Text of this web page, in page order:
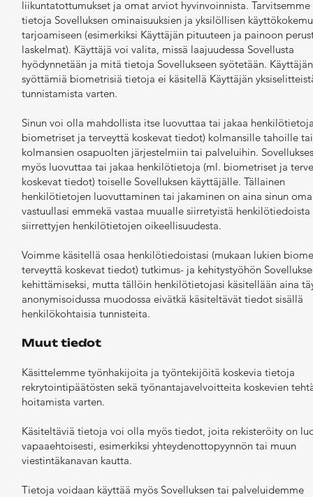
liikuntatottumukset ja omat arviot hyvinvoinnista.
tietoja Sovelluksen ominaisuuksien ja yksilöllisen
tarjoamiseen (esimerkiksi Käyttäjän pituuteen ja painoon
laskelmat). Käyttäjä voi valita, missä laajuudessa Sovellusta
hyödynnetään ja mitä tietoja Sovellukseen syötetään. Käyttäjän
syöttämiä biometrisiä tietoja ei käsitellä Käyttäjän
tunnistamista varten.
Sinun voi olla mahdollista itse luovuttaa tai jakaa
biometriset ja terveyttä koskevat tiedot) kolmansille tahoille tai
kolmansien osapuolten järjestelmiin tai palveluihin.
myös luovuttaa tai jakaa henkilötietoja (ml. biometriset ja
koskevat tiedot) toiselle Sovelluksen käyttäjälle. Tällainen
henkilötietojen luovuttaminen tai jakaminen on aina sinun
vastuullasi emmekä vastaa muualle siirretyistä
siirrettyjen henkilötietojen oikeellisuudesta.
Voimme käsitellä osaa henkilötiedoistasi (mukaan lukien
terveyttä koskevat tiedot) tutkimus- ja kehitystyöhön
kehittämiseksi, mutta tällöin henkilötietojasi käsitellään aina
anonymisoidussa muodossa eivätkä käsiteltävät tiedot sisällä
henkilökohtaisia tunnisteita.
Muut tiedot
Käsittelemme työnhakijoita ja työntekijöitä koskevia tietoja
rekrytointipäätösten sekä työnantajavelvoitteita koskevien
hoitamista varten.
Käsiteltäviä tietoja voi olla myös tiedot, joita rekisteröity on
vapaaehtoisesti, esimerkiksi yhteydenottopyynnön tai muun
viestintäkanavan kautta.
Tietoja voidaan käyttää myös Sovelluksen tai palveluidemme